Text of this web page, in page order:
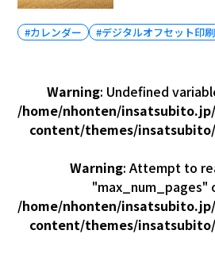
#カレンダー #デジタルオフセット印刷
Warning: Undefined
/home/nhonten/
content/themes/
Warning: Attempt to
"max_num_pages"
/home/nhonten/
content/themes/